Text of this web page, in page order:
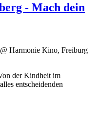
- Mach dein
Harmonie Kino, Freiburg
der Kindheit im
entscheidenden